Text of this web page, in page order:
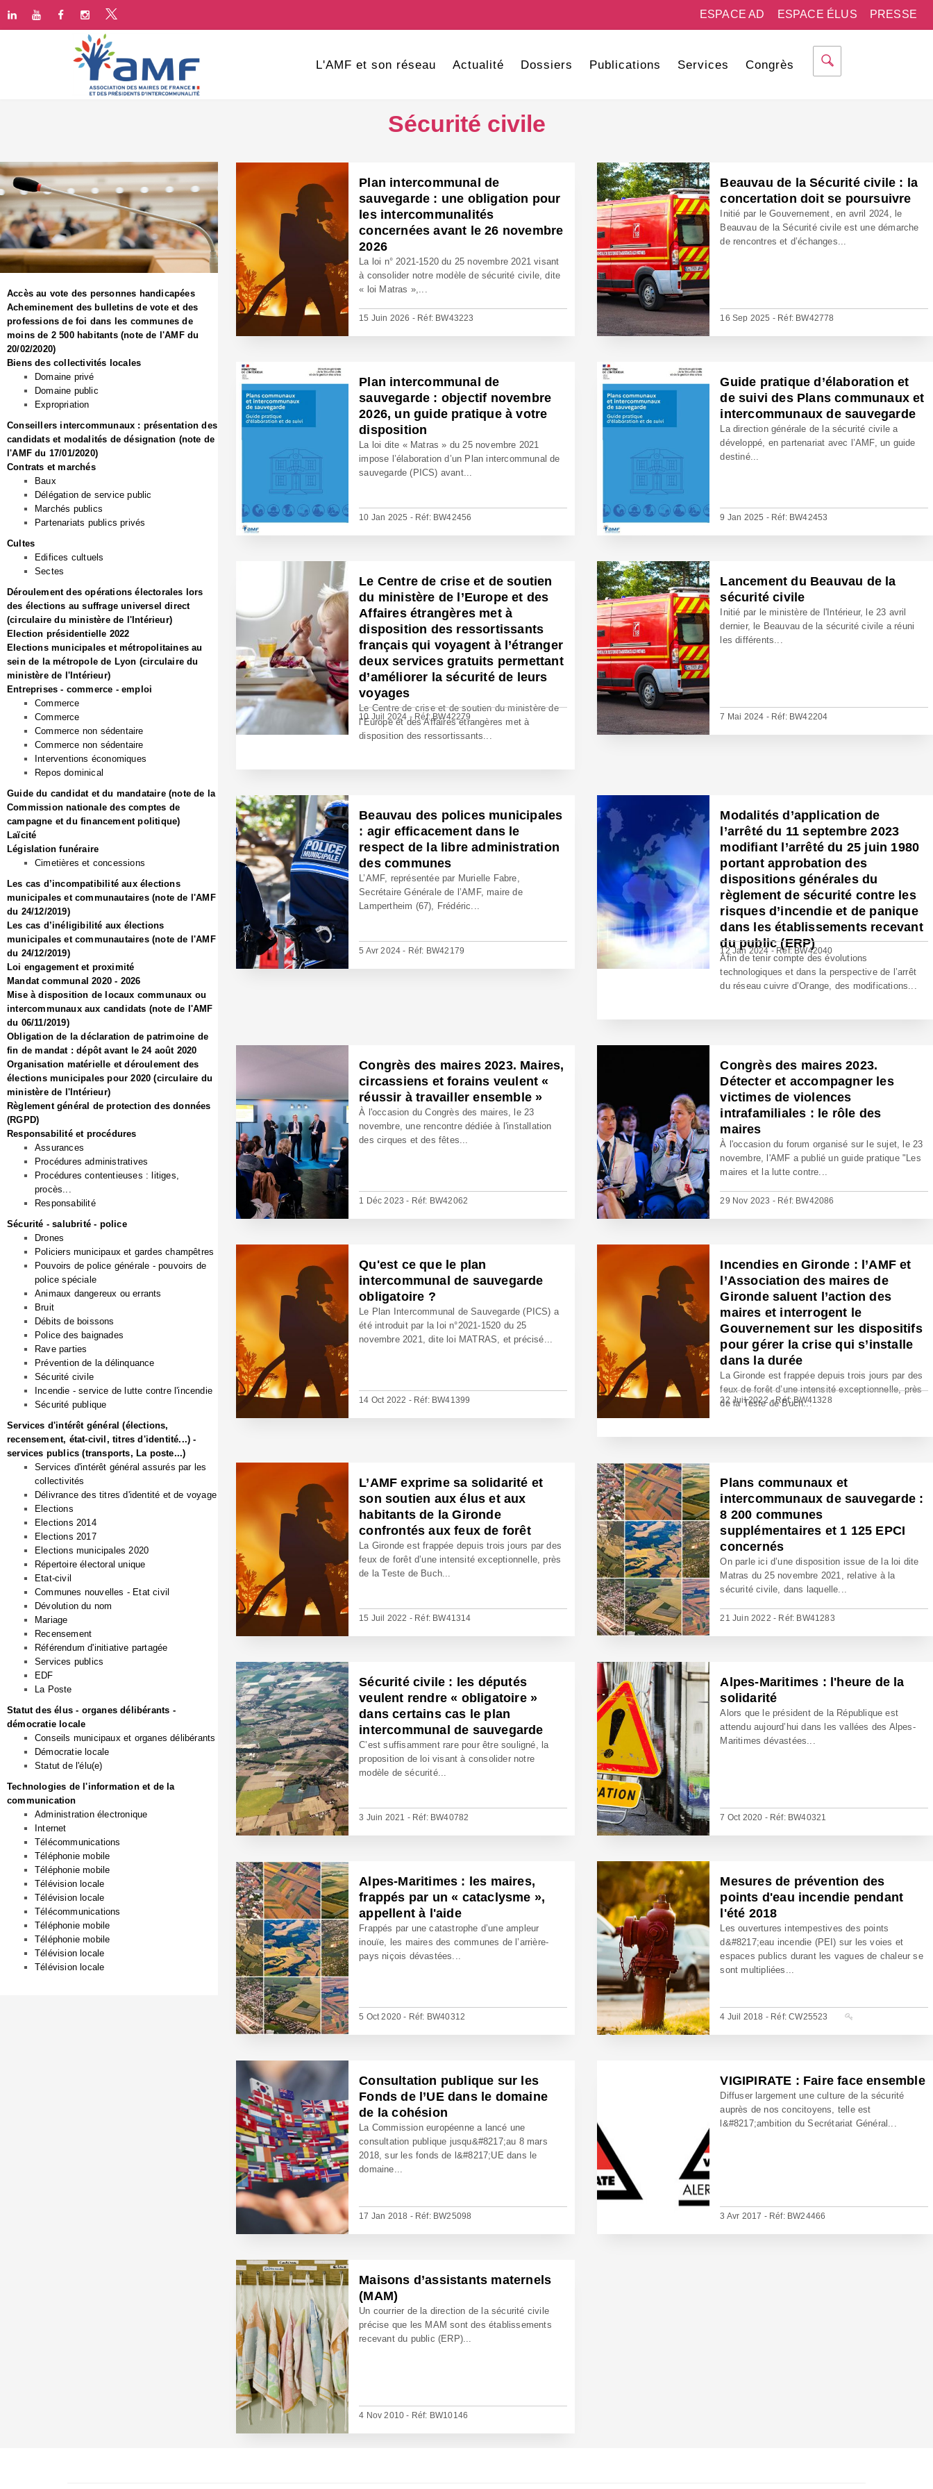
PRESSE
ESPACE ÉLUS
ESPACE AD
L'AMF et son réseau Actualité Dossiers Publications Services Congrès
Sécurité civile
Accès au vote des personnes handicapées
Acheminement des bulletins de vote et des
professions de foi dans les communes de
moins de 2 500 habitants (note de l'AMF du
20/02/2020)
Biens des collectivités locales
Domaine privé
Domaine public
Expropriation
Conseillers intercommunaux : présentation des
candidats et modalités de désignation (note de
l'AMF du 17/01/2020)
Contrats et marchés
Baux
Délégation de service public
Marchés publics
Partenariats publics privés
Cultes
Edifices cultuels
Sectes
Déroulement des opérations électorales lors
des élections au suffrage universel direct
(circulaire du ministère de l'Intérieur)
Election présidentielle 2022
Elections municipales et métropolitaines au
sein de la métropole de Lyon (circulaire du
ministère de l'Intérieur)
Entreprises - commerce - emploi
Commerce
Commerce
Commerce non sédentaire
Commerce non sédentaire
Interventions économiques
Repos dominical
Guide du candidat et du mandataire (note de la
Commission nationale des comptes de
campagne et du financement politique)
Laïcité
Législation funéraire
Cimetières et concessions
Les cas d’incompatibilité aux élections
municipales et communautaires (note de l'AMF
du 24/12/2019)
Les cas d’inéligibilité aux élections
municipales et communautaires (note de l'AMF
du 24/12/2019)
Loi engagement et proximité
Mandat communal 2020 - 2026
Mise à disposition de locaux communaux ou
intercommunaux aux candidats (note de l'AMF
du 06/11/2019)
Obligation de la déclaration de patrimoine de
fin de mandat : dépôt avant le 24 août 2020
Organisation matérielle et déroulement des
élections municipales pour 2020 (circulaire du
ministère de l'Intérieur)
Règlement général de protection des données
(RGPD)
Responsabilité et procédures
Assurances
Procédures administratives
Procédures contentieuses : litiges,
procès...
Responsabilité
Sécurité - salubrité - police
Drones
Policiers municipaux et gardes champêtres
Pouvoirs de police générale - pouvoirs de
police spéciale
Animaux dangereux ou errants
Bruit
Débits de boissons
Police des baignades
Rave parties
Prévention de la délinquance
Sécurité civile
Incendie - service de lutte contre l'incendie
Sécurité publique
Services d'intérêt général (élections,
recensement, état-civil, titres d'identité...) -
services publics (transports, La poste...)
Services d'intérêt général assurés par les
collectivités
Délivrance des titres d'identité et de voyage
Elections
Elections 2014
Elections 2017
Elections municipales 2020
Répertoire électoral unique
Etat-civil
Communes nouvelles - Etat civil
Dévolution du nom
Mariage
Recensement
Référendum d'initiative partagée
Services publics
EDF
La Poste
Statut des élus - organes délibérants -
démocratie locale
Conseils municipaux et organes délibérants
Démocratie locale
Statut de l'élu(e)
Technologies de l'information et de la
communication
Administration électronique
Internet
Télécommunications
Téléphonie mobile
Téléphonie mobile
Télévision locale
Télévision locale
Télécommunications
Téléphonie mobile
Téléphonie mobile
Télévision locale
Télévision locale
Plan intercommunal de
sauvegarde : une obligation pour
les intercommunalités
concernées avant le 26 novembre
2026
La loi n° 2021-1520 du 25 novembre 2021 visant
à consolider notre modèle de sécurité civile, dite
« loi Matras »,...
15 Juin 2026 - Réf: BW43223
Beauvau de la Sécurité civile : la
concertation doit se poursuivre
Initié par le Gouvernement, en avril 2024, le
Beauvau de la Sécurité civile est une démarche
de rencontres et d’échanges...
16 Sep 2025 - Réf: BW42778
Plan intercommunal de
sauvegarde : objectif novembre
2026, un guide pratique à votre
disposition
La loi dite « Matras » du 25 novembre 2021
impose l’élaboration d’un Plan intercommunal de
sauvegarde (PICS) avant...
10 Jan 2025 - Réf: BW42456
Guide pratique d’élaboration et
de suivi des Plans communaux et
intercommunaux de sauvegarde
La direction générale de la sécurité civile a
développé, en partenariat avec l’AMF, un guide
destiné...
9 Jan 2025 - Réf: BW42453
Le Centre de crise et de soutien
du ministère de l’Europe et des
Affaires étrangères met à
disposition des ressortissants
français qui voyagent à l’étranger
deux services gratuits permettant
d’améliorer la sécurité de leurs
voyages
Le Centre de crise et de soutien du ministère de
l’Europe et des Affaires étrangères met à
disposition des ressortissants...
10 Juil 2024 - Réf: BW42279
Lancement du Beauvau de la
sécurité civile
Initié par le ministère de l'Intérieur, le 23 avril
dernier, le Beauvau de la sécurité civile a réuni
les différents...
7 Mai 2024 - Réf: BW42204
Beauvau des polices municipales
: agir efficacement dans le
respect de la libre administration
des communes
L’AMF, représentée par Murielle Fabre,
Secrétaire Générale de l’AMF, maire de
Lampertheim (67), Frédéric...
5 Avr 2024 - Réf: BW42179
Modalités d’application de
l’arrêté du 11 septembre 2023
modifiant l’arrêté du 25 juin 1980
portant approbation des
dispositions générales du
règlement de sécurité contre les
risques d’incendie et de panique
dans les établissements recevant
du public (ERP)
Afin de tenir compte des évolutions
technologiques et dans la perspective de l’arrêt
du réseau cuivre d’Orange, des modifications...
12 Jan 2024 - Réf: BW42040
Congrès des maires 2023. Maires,
circassiens et forains veulent «
réussir à travailler ensemble »
À l'occasion du Congrès des maires, le 23
novembre, une rencontre dédiée à l'installation
des cirques et des fêtes...
1 Déc 2023 - Réf: BW42062
Congrès des maires 2023.
Détecter et accompagner les
victimes de violences
intrafamiliales : le rôle des
maires
À l'occasion du forum organisé sur le sujet, le 23
novembre, l'AMF a publié un guide pratique "Les
maires et la lutte contre...
29 Nov 2023 - Réf: BW42086
Qu'est ce que le plan
intercommunal de sauvegarde
obligatoire ?
Le Plan Intercommunal de Sauvegarde (PICS) a
été introduit par la loi n°2021-1520 du 25
novembre 2021, dite loi MATRAS, et précisé...
14 Oct 2022 - Réf: BW41399
Incendies en Gironde : l’AMF et
l’Association des maires de
Gironde saluent l’action des
maires et interrogent le
Gouvernement sur les dispositifs
pour gérer la crise qui s’installe
dans la durée
La Gironde est frappée depuis trois jours par des
feux de forêt d’une intensité exceptionnelle, près
de la Teste de Buch...
22 Juil 2022 - Réf: BW41328
L’AMF exprime sa solidarité et
son soutien aux élus et aux
habitants de la Gironde
confrontés aux feux de forêt
La Gironde est frappée depuis trois jours par des
feux de forêt d’une intensité exceptionnelle, près
de la Teste de Buch...
15 Juil 2022 - Réf: BW41314
Plans communaux et
intercommunaux de sauvegarde :
8 200 communes
supplémentaires et 1 125 EPCI
concernés
On parle ici d’une disposition issue de la loi dite
Matras du 25 novembre 2021, relative à la
sécurité civile, dans laquelle...
21 Juin 2022 - Réf: BW41283
Sécurité civile : les députés
veulent rendre « obligatoire »
dans certains cas le plan
intercommunal de sauvegarde
C’est suffisamment rare pour être souligné, la
proposition de loi visant à consolider notre
modèle de sécurité...
3 Juin 2021 - Réf: BW40782
Alpes-Maritimes : l'heure de la
solidarité
Alors que le président de la République est
attendu aujourd’hui dans les vallées des Alpes-
Maritimes dévastées...
7 Oct 2020 - Réf: BW40321
Alpes-Maritimes : les maires,
frappés par un « cataclysme »,
appellent à l'aide
Frappés par une catastrophe d’une ampleur
inouïe, les maires des communes de l’arrière-
pays niçois dévastées...
5 Oct 2020 - Réf: BW40312
Mesures de prévention des
points d'eau incendie pendant
l'été 2018
Les ouvertures intempestives des points
d&#8217;eau incendie (PEI) sur les voies et
espaces publics durant les vagues de chaleur se
sont multipliées...
4 Juil 2018 - Réf: CW25523
Consultation publique sur les
Fonds de l’UE dans le domaine
de la cohésion
La Commission européenne a lancé une
consultation publique jusqu&#8217;au 8 mars
2018, sur les fonds de l&#8217;UE dans le
domaine...
17 Jan 2018 - Réf: BW25098
VIGIPIRATE : Faire face ensemble
Diffuser largement une culture de la sécurité
auprès de nos concitoyens, telle est
l&#8217;ambition du Secrétariat Général...
3 Avr 2017 - Réf: BW24466
Maisons d’assistants maternels
(MAM)
Un courrier de la direction de la sécurité civile
précise que les MAM sont des établissements
recevant du public (ERP)...
4 Nov 2010 - Réf: BW10146